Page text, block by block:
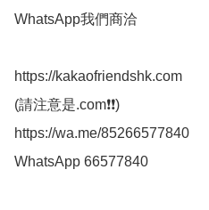
WhatsApp我們商洽
https://kakaofriendshk.com
(請注意是.com❗❗)
https://wa.me/85266577840
WhatsApp 66577840